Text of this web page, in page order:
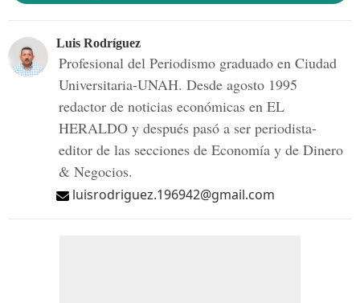
Luis Rodríguez
Profesional del Periodismo graduado en Ciudad
Universitaria-UNAH. Desde agosto 1995
redactor de noticias económicas en EL
HERALDO y después pasó a ser periodista-
editor de las secciones de Economía y de Dinero
& Negocios.
luisrodriguez.196942@gmail.com